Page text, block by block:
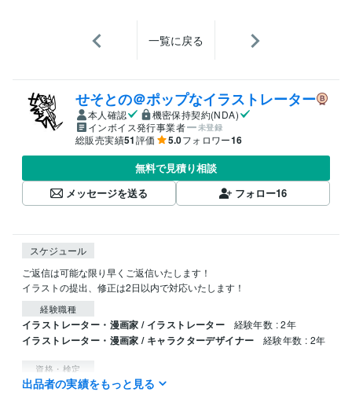
一覧に戻る
せそとの＠ポップなイラストレーター
本人確認
機密保持契約(NDA)
インボイス発行事業者
未登録
総販売実績51評価 5.0フォロワー16
無料で見積り相談
メッセージを送る
フォロー16
スケジュール
ご返信は可能な限り早くご返信いたします！
経験職種
イラストレーター・漫画家 / イラストレーター 経験年数 : 2年
イラストレーター・漫画家 / キャラクターデザイナー 経験年数 : 2年
資格・検定
運行管理者 取得年 : 2018年
出品者の実績をもっと見る